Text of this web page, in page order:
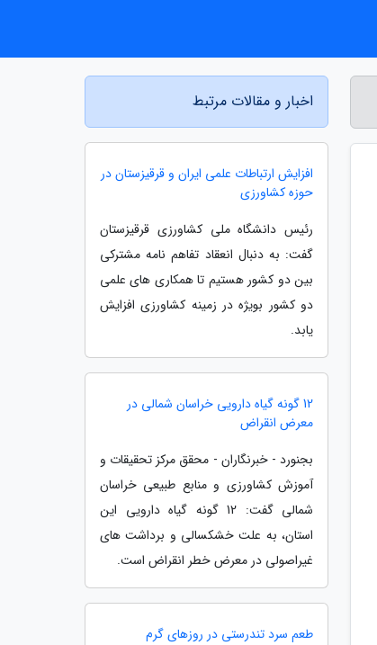
اخبار و مقالات مرتبط
افزایش ارتباطات علمی ایران و قرقیزستان در
حوزه کشاورزی
رئیس دانشگاه ملی کشاورزی قرقیزستان
گفت: به دنبال انعقاد تفاهم نامه مشترکی
بین دو کشور هستیم تا همکاری های علمی
دو کشور بویژه در زمینه کشاورزی افزایش
یابد.
12 گونه گیاه دارویی خراسان شمالی در
معرض انقراض
بجنورد - خبرنگاران - محقق مرکز تحقیقات و
آموزش کشاورزی و منابع طبیعی خراسان
شمالی گفت: 12 گونه گیاه دارویی این
استان، به علت خشکسالی و برداشت های
غیراصولی در معرض خطر انقراض است.
طعم سرد تندرستی در روزهای گرم